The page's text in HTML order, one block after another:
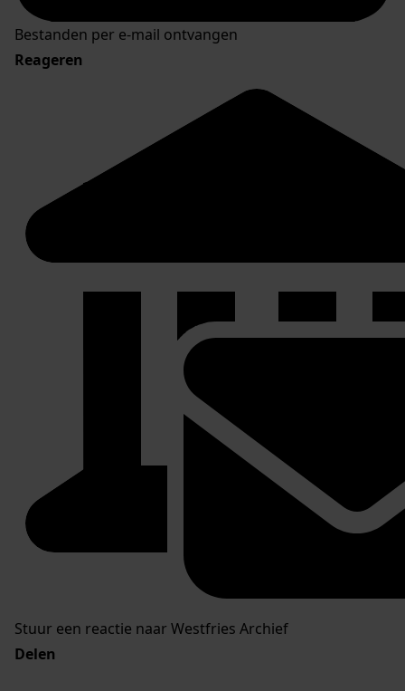
Bestanden per e-mail ontvangen
Reageren
Stuur een reactie naar Westfries Archief
Delen